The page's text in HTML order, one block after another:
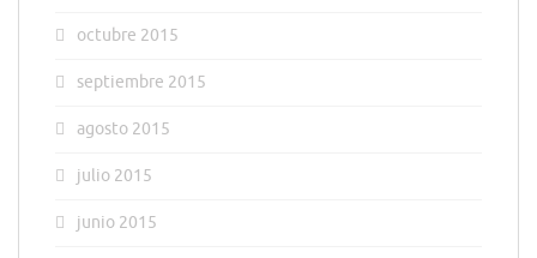
octubre 2015
septiembre 2015
agosto 2015
julio 2015
junio 2015